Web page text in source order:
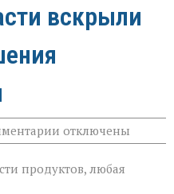
вскрыли
к
записи
под
отключены
продуктов, любая